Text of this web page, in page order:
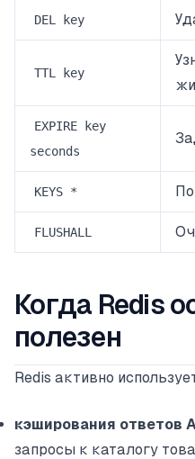
DEL key
TTL key
EXPIRE key
seconds
KEYS *
FLUSHALL
Когда Redis
полезен
Redis активно
кэширования ответов
запросы к каталогу